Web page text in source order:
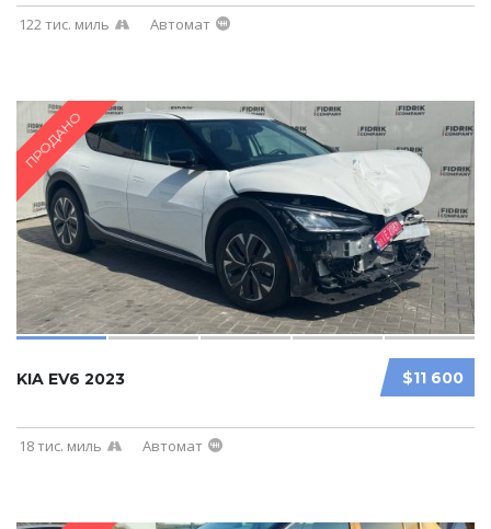
122 тис. миль Автомат
ПРОДАНО
$11 600
KIA EV6 2023
18 тис. миль Автомат